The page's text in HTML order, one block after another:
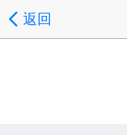
返回